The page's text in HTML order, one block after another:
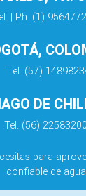
| Ph. (1)
Tel. (57)
DE
Tel. (56)
para
confiable de